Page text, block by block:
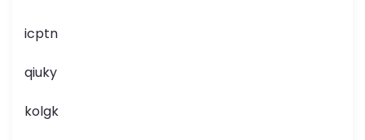
icptn
qiuky
kolgk